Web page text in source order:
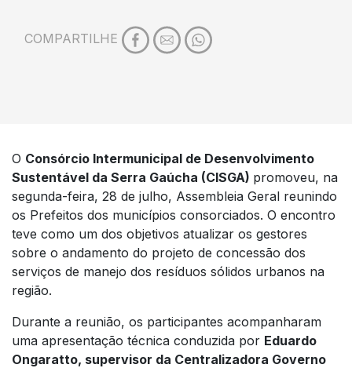
COMPARTILHE
O Consórcio Intermunicipal de Desenvolvimento
Sustentável da Serra Gaúcha (CISGA) promoveu, na
segunda-feira, 28 de julho, Assembleia Geral reunindo
os Prefeitos dos municípios consorciados. O encontro
teve como um dos objetivos atualizar os gestores
sobre o andamento do projeto de concessão dos
serviços de manejo dos resíduos sólidos urbanos na
região.
Durante a reunião, os participantes acompanharam
uma apresentação técnica conduzida por Eduardo
Ongaratto, supervisor da Centralizadora Governo